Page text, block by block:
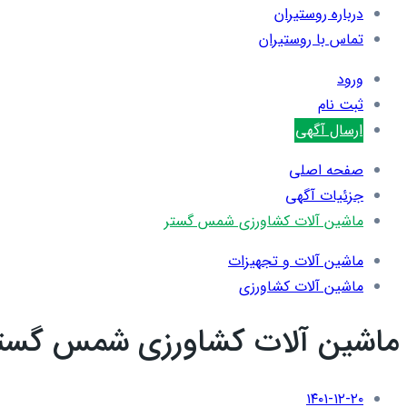
درباره روستیران
تماس با روستیران
ورود
ثبت نام
ارسال آگهی
صفحه اصلی
جزئیات آگهی
ماشین آلات کشاورزی شمس گستر
ماشین آلات و تجهیزات
ماشین آلات کشاورزی
ماشین آلات کشاورزی شمس
۱۴۰۱-۱۲-۲۰